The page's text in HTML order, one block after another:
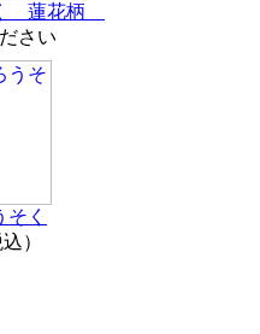
蓮花柄
さい
く
）